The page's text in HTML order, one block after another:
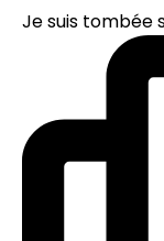
Je suis tombée